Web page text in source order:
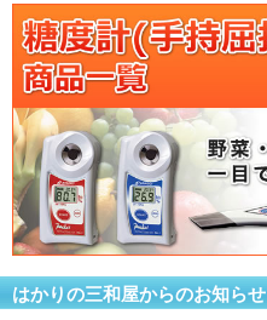
はかりの三和屋からのお知らせ